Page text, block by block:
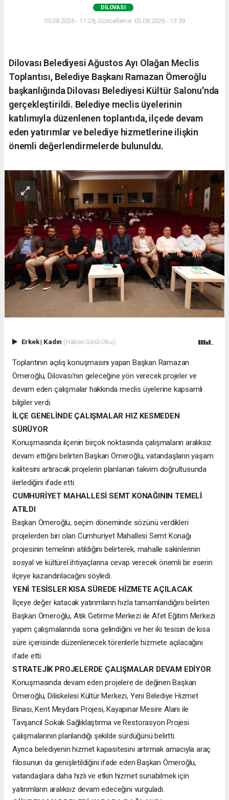
DILOVASI
05.08.2026 - 11:28, Güncelleme: 05.08.2026 - 13:59
Dilovası Belediyesi Ağustos Ayı Olağan Meclis
Toplantısı, Belediye Başkanı Ramazan Ömeroğlu
başkanlığında Dilovası Belediyesi Kültür Salonu'nda
gerçekleştirildi. Belediye meclis üyelerinin
katılımıyla düzenlenen toplantıda, ilçede devam
eden yatırımlar ve belediye hizmetlerine ilişkin
önemli değerlendirmelerde bulunuldu.
Erkek| Kadın (Haberi Sesli Oku)
Toplantının açılış konuşmasını yapan Başkan Ramazan
Ömeroğlu, Dilovası'nın geleceğine yön verecek projeler ve
devam eden çalışmalar hakkında meclis üyelerine kapsamlı
bilgiler verdi.
İLÇE GENELİNDE ÇALIŞMALAR HIZ KESMEDEN
SÜRÜYOR
Konuşmasında ilçenin birçok noktasında çalışmaların aralıksız
devam ettiğini belirten Başkan Ömeroğlu, vatandaşların yaşam
kalitesini artıracak projelerin planlanan takvim doğrultusunda
ilerlediğini ifade etti.
CUMHURİYET MAHALLESİ SEMT KONAĞININ TEMELİ
ATILDI
Başkan Ömeroğlu, seçim döneminde sözünü verdikleri
projelerden biri olan Cumhuriyet Mahallesi Semt Konağı
projesinin temelinin atıldığını belirterek, mahalle sakinlerinin
sosyal ve kültürel ihtiyaçlarına cevap verecek önemli bir eserin
ilçeye kazandırılacağını söyledi.
YENİ TESİSLER KISA SÜREDE HİZMETE AÇILACAK
İlçeye değer katacak yatırımların hızla tamamlandığını belirten
Başkan Ömeroğlu, Atık Getirme Merkezi ile Afet Eğitim Merkezi
yapım çalışmalarında sona gelindiğini ve her iki tesisin de kısa
süre içerisinde düzenlenecek törenlerle hizmete açılacağını
ifade etti.
STRATEJİK PROJELERDE ÇALIŞMALAR DEVAM EDİYOR
Konuşmasında devam eden projelere de değinen Başkan
Ömeroğlu, Diliskelesi Kültür Merkezi, Yeni Belediye Hizmet
Binası, Kent Meydanı Projesi, Kayapınar Mesire Alanı ile
Tavşancıl Sokak Sağlıklaştırma ve Restorasyon Projesi
çalışmalarının planlandığı şekilde sürdüğünü belirtti.
Ayrıca belediyenin hizmet kapasitesini artırmak amacıyla araç
filosunun da genişletildiğini ifade eden Başkan Ömeroğlu,
vatandaşlara daha hızlı ve etkin hizmet sunabilmek için
yatırımların aralıksız devam edeceğini vurguladı.